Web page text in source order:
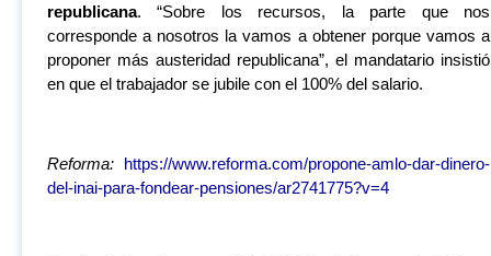
republicana. “Sobre los recursos, la parte que nos
corresponde a nosotros la vamos a obtener porque vamos a
proponer más austeridad republicana”, el mandatario insistió
en que el trabajador se jubile con el 100% del salario.
Reforma: https://www.reforma.com/propone-amlo-dar-dinero-
del-inai-para-fondear-pensiones/ar2741775?v=4